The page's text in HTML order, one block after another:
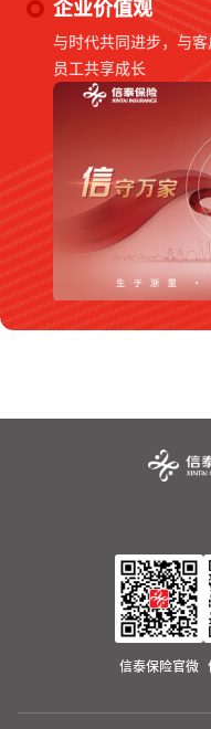
企业价值观
与时代共同进步，与
员工共享成长
信泰保险官微